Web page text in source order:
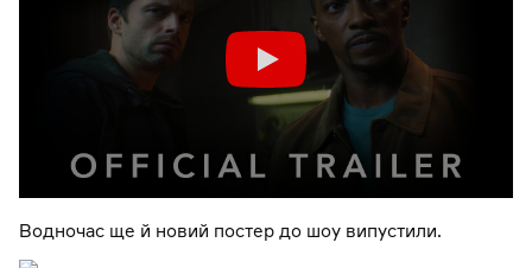
Водночас ще й новий постер до шоу випустили.